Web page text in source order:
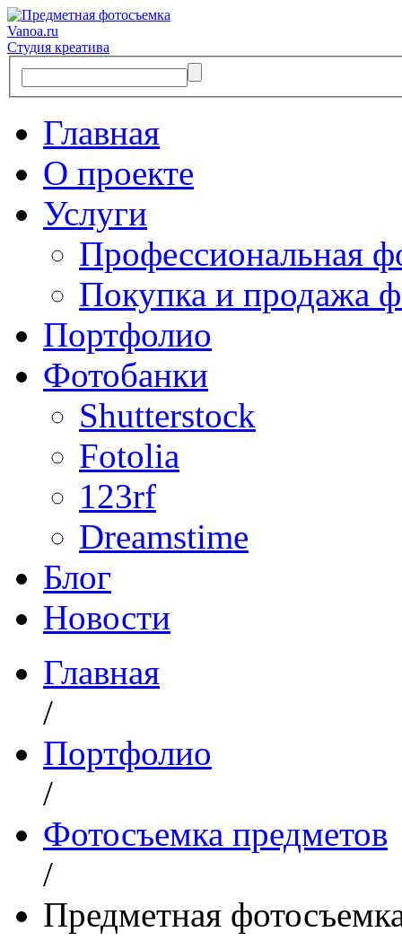
Vanoa.ru
Студия креатива
Главная
О проекте
Услуги
Профессиональная
Покупка и продажа
Портфолио
Фотобанки
Shutterstock
Fotolia
123rf
Dreamstime
Блог
Новости
Главная
/
Портфолио
/
Фотосъемка предметов
/
Предметная